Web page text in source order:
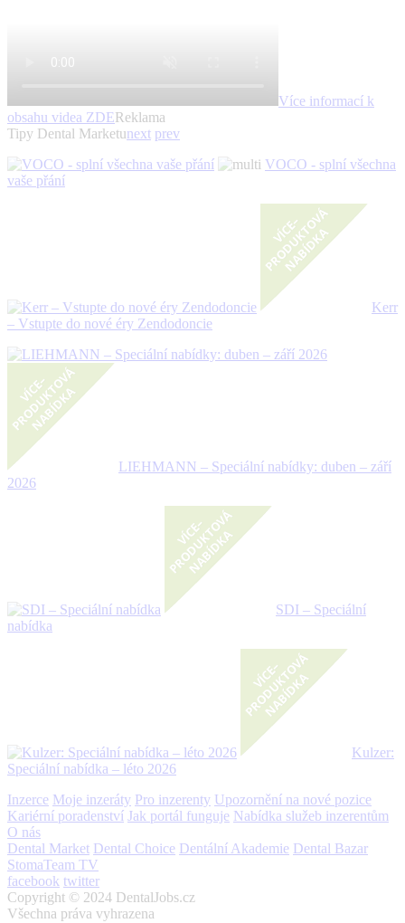
Více informací k
obsahu videa ZDE Reklama
Tipy Dental Marketunext prev
VOCO - splní všechna
vaše přání
Kerr
– Vstupte do nové éry Zendodoncie
LIEHMANN – Speciální nabídky: duben – září
2026
SDI – Speciální
nabídka
Kulzer:
Speciální nabídka – léto 2026
Inzerce Moje inzeráty Pro inzerenty Upozornění na nové pozice
Kariérní poradenství Jak portál funguje Nabídka služeb inzerentům
O nás
Dental Market Dental Choice Dentální Akademie Dental Bazar
StomaTeam TV
facebook twitter
Copyright © 2024 DentalJobs.cz
Všechna práva vyhrazena